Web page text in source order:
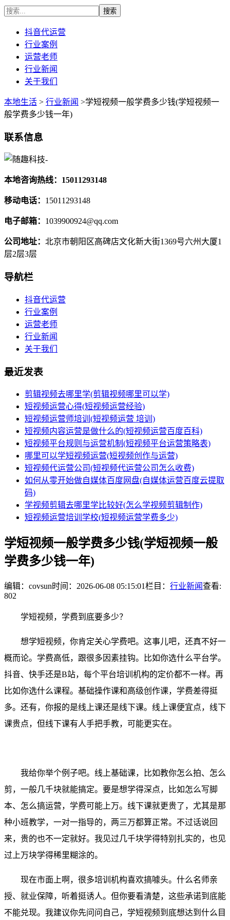
抖音代运营
行业案例
运营老师
行业新闻
关于我们
本地生活 > 行业新闻 >学短视频一般学费多少钱(学短视频一
般学费多少钱一年)
联系信息
本地咨询热线：15011293148
移动电话： 15011293148
电子邮箱： 1039900924@qq.com
公司地址： 北京市朝阳区高碑店文化新大街1369号六州大厦1
层2层3层
导航栏
抖音代运营
行业案例
运营老师
行业新闻
关于我们
最近发表
剪辑视频去哪里学(剪辑视频哪里可以学)
短视频运营心得(短视频运营经验)
短视频运营师培训(短视频运营 培训)
短视频内容运营是做什么的(短视频运营百度百科)
短视频平台规则与运营机制(短视频平台运营策略表)
哪里可以学短视频运营(短视频创作与运营)
短视频代运营公司(短视频代运营公司怎么收费)
如何从零开始做自媒体百度网盘(自媒体运营百度云提取
码)
学视频剪辑去哪里学比较好(怎么学视频剪辑制作)
短视频运营培训学校(短视频运营学费多少)
学短视频一般学费多少钱(学短视频一般
学费多少钱一年)
编辑：covsun时间：2026-06-08 05:15:01栏目： 行业新闻查看:
802
学短视频，学费到底要多少？
想学短视频，你肯定关心学费吧。这事儿吧，还真不好一
概而论。学费高低，跟很多因素挂钩。比如你选什么平台学。
抖音、快手还是B站，每个平台培训机构的定价都不一样。再
比如你选什么课程。基础操作课和高级创作课，学费差得挺
多。还有，你报的是线上课还是线下课。线上课便宜点，线下
课贵点，但线下课有人手把手教，可能更实在。
我给你举个例子吧。线上基础课，比如教你怎么拍、怎么
剪，一般几千块就能搞定。要是想学得深点，比如怎么写脚
本、怎么搞运营，学费可能上万。线下课就更贵了，尤其是那
种小班教学，一对一指导的，两三万都算正常。不过话说回
来，贵的也不一定就好。我见过几千块学得特别扎实的，也见
过上万块学得稀里糊涂的。
现在市面上啊，很多培训机构喜欢搞噱头。什么名师亲
授、就业保障，听着挺诱人。但你要看清楚，这些承诺到底能
不能兑现。我建议你先问问自己，学短视频到底想达到什么目